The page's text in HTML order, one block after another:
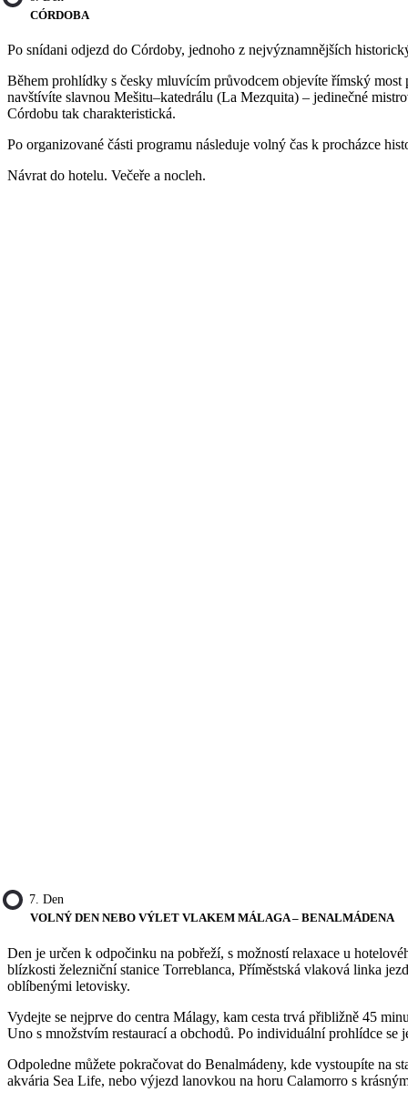
CÓRDOBA
Po snídani odjezd do Córdoby, jednoho z nejvýznamnějších
Během prohlídky s česky mluvícím průvodcem objevíte římský
navštívíte slavnou Mešitu–katedrálu (La Mezquita) – jedinečné
Córdobu tak charakteristická.
Po organizované části programu následuje volný čas k procházce
Návrat do hotelu. Večeře a nocleh.
7. Den
VOLNÝ DEN NEBO VÝLET VLAKEM MÁLAGA – BENALMÁDENA
Den je určen k odpočinku na pobřeží, s možností relaxace u
blízkosti železniční stanice Torreblanca, Příměstská vlaková linka
oblíbenými letovisky.
Vydejte se nejprve do centra Málagy, kam cesta trvá přibližně 45
Uno s množstvím restaurací a obchodů. Po individuální prohlídce se
Odpoledne můžete pokračovat do Benalmádeny, kde vystoupíte na
akvária Sea Life, nebo výjezd lanovkou na horu Calamorro s